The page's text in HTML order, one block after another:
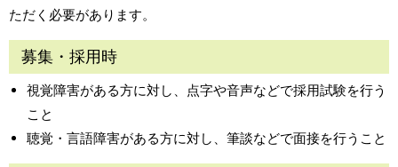
ただく必要があります。
募集・採用時
視覚障害がある方に対し、点字や音声などで採用試験を行う
こと
聴覚・言語障害がある方に対し、筆談などで面接を行うこと